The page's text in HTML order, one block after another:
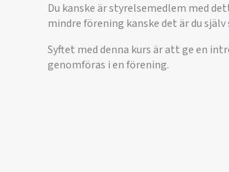
Du kanske är styrelsemedlem med
mindre förening kanske det är du
Syftet med denna kurs är att ge en
genomföras i en förening.